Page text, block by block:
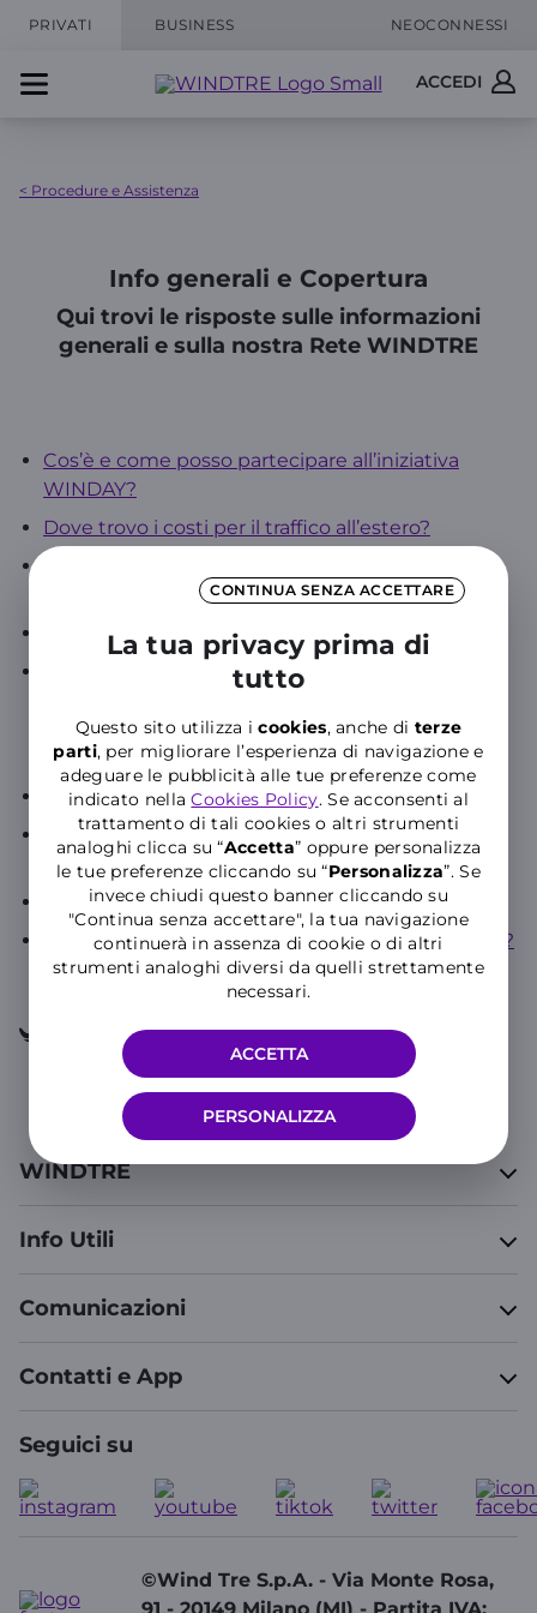
CONTINUA SENZA ACCETTARE
La tua privacy prima di
tutto
Questo sito utilizza icookies, anche di terze
parti, per migliorare l’esperienza di navigazione e
adeguare le pubblicità alle tue preferenze come
indicato nellaCookies Policy. Se acconsenti al
trattamento di tali cookies o altri strumenti
analoghi clicca su “Accetta” oppure personalizza
le tue preferenze cliccando su “Personalizza”. Se
invece chiudi questo banner cliccando su
"Continua senza accettare", la tua navigazione
continuerà in assenza di cookie o di altri
strumenti analoghi diversi da quelli strettamente
necessari.
PERSONALIZZA
ACCETTA
PRIVATI BUSINESS NEOCONNESSI
ACCEDI
< Procedure e Assistenza
Info generali e Copertura
Qui trovi le risposte sulle informazioni
generali e sulla nostra Rete WINDTRE
Cos’è e come posso partecipare all’iniziativa
WINDAY?
Dove trovo i costi per il traffico all’estero?
mia città e nella mia provincia?
Come posso avere il 5G di WINDTRE?
Qual è la differenza tra l’architettura non-
differenza c’è in termini di prestazioni per i
Clienti?
Cosa sono le eSIM?
Servizio tNotice: Recapito digitale delle
comunicazioni rivolte ai Clienti
Contatti Servizio Clienti WINDTRE
Quali sono le informazioni relative al data breach?
Supporto
WINDTRE
Info Utili
Comunicazioni
Contatti e App
Seguici su
©Wind Tre S.p.A. - Via Monte Rosa,